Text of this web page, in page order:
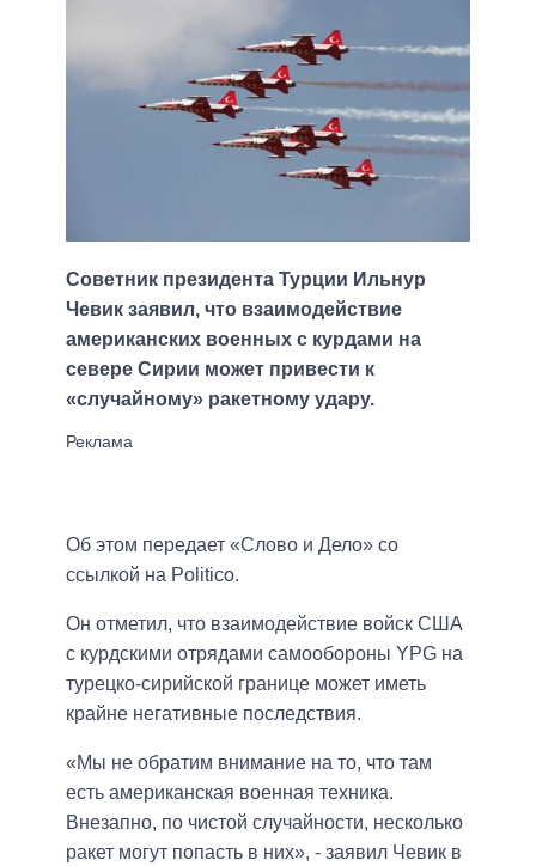
Советник президента Турции Ильнур
Чевик заявил, что взаимодействие
американских военных с курдами на
севере Сирии может привести к
«случайному» ракетному удару.
Об этом передает «Слово и Дело» со
ссылкой на Politico.
Он отметил, что взаимодействие войск США
с курдскими отрядами самообороны YPG на
турецко-сирийской границе может иметь
крайне негативные последствия.
«Мы не обратим внимание на то, что там
есть американская военная техника.
Внезапно, по чистой случайности, несколько
ракет могут попасть в них», - заявил Чевик в